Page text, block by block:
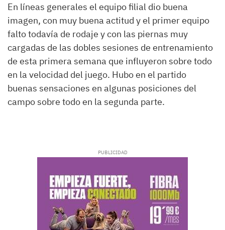
En líneas generales el equipo filial dio buena
imagen, con muy buena actitud y el primer equipo
falto todavía de rodaje y con las piernas muy
cargadas de las dobles sesiones de entrenamiento
de esta primera semana que influyeron sobre todo
en la velocidad del juego. Hubo en el partido
buenas sensaciones en algunas posiciones del
campo sobre todo en la segunda parte.